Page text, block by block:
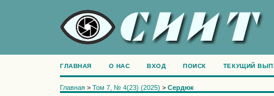
ГЛАВНАЯ О НАС ВХОД ПОИСК ТЕКУЩИЙ
Главная > Том 7, № 4(23) (2025) > Сердюк